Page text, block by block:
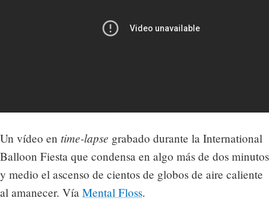
Un vídeo en time-lapse grabado durante la International
Balloon Fiesta que condensa en algo más de dos minutos
y medio el ascenso de cientos de globos de aire caliente
al amanecer. Vía Mental Floss.